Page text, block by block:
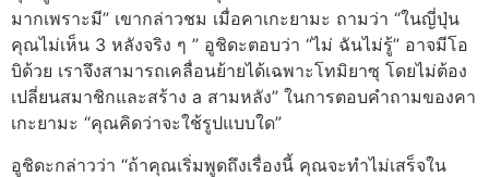
มากเพราะมี” เขากล่าวชม เมื่อคาเกะยามะ ถามว่า “ในญี่ปุ่น
คุณไม่เห็น 3 หลังจริง ๆ ” อูชิดะตอบว่า “ไม่ ฉันไม่รู้” อาจมีโอ
บิด้วย เราจึงสามารถเคลื่อนย้ายได้เฉพาะโทมิยาซุ โดยไม่ต้อง
เปลี่ยนสมาชิกและสร้าง a สามหลัง” ในการตอบคำถามของคา
เกะยามะ “คุณคิดว่าจะใช้รูปแบบใด”
อูชิดะกล่าวว่า “ถ้าคุณเริ่มพูดถึงเรื่องนี้ คุณจะทำไม่เสร็จใน